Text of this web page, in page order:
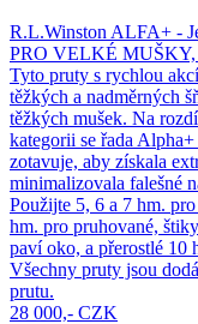
R.L.Winston ALFA+ -
PRO VELKÉ
Tyto pruty s rychlou
těžkých a nadměrných
těžkých mušek. Na
kategorii se řada
zotavuje, aby získala
minimalizovala falešné
Použijte 5, 6 a 7 hm.
hm. pro pruhované,
paví oko, a přerostlé 10
Všechny pruty jsou
prutu.
28 000,- CZK